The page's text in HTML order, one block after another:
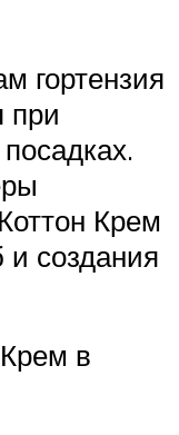
гортензия
при
Крем
создания
в